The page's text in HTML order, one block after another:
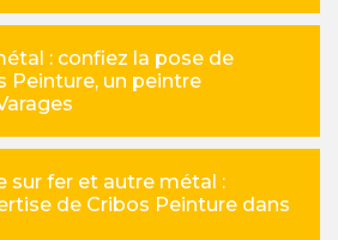
: confiez la pose de
Peinture, un peintre
sur fer et autre métal :
de Cribos Peinture dans